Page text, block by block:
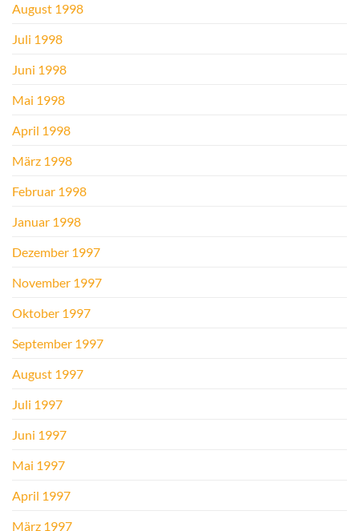
August 1998
Juli 1998
Juni 1998
Mai 1998
April 1998
März 1998
Februar 1998
Januar 1998
Dezember 1997
November 1997
Oktober 1997
September 1997
August 1997
Juli 1997
Juni 1997
Mai 1997
April 1997
März 1997